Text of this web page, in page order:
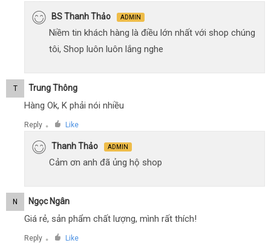
BS Thanh Thảo ADMIN
Niềm tin khách hàng là điều lớn nhất với shop chúng
tôi, Shop luôn luôn lắng nghe
T Trung Thông
Hàng Ok, K phải nói nhiều
Reply ● Like
Thanh Thảo ADMIN
Cảm ơn anh đã ủng hộ shop
N Ngọc Ngân
Giá rẻ, sản phẩm chất lượng, mình rất thích!
Reply ● Like